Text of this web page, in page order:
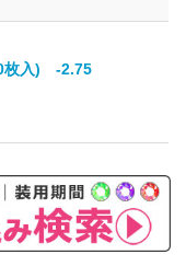
枚入) -2.75